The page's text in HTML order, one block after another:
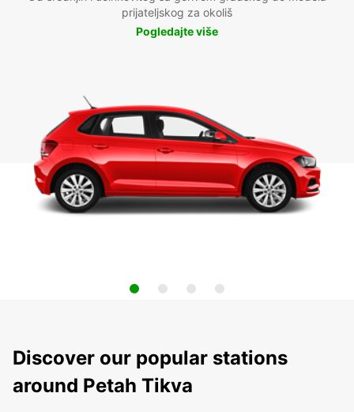
prijateljskog za okoliš
Pogledajte više
Discover our popular stations
around Petah Tikva